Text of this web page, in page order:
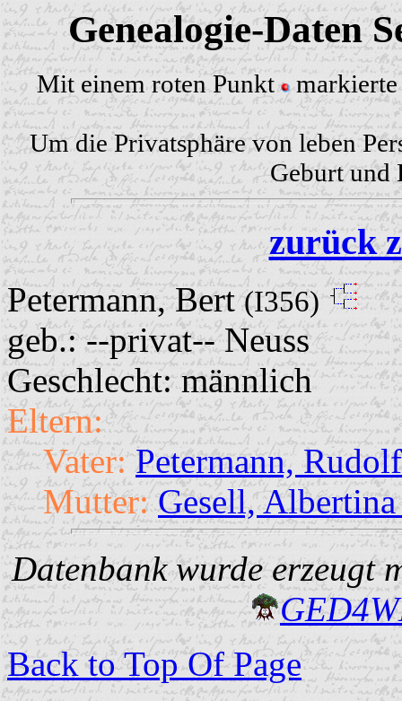
Genealogie-Daten
Mit einem roten Punkt markierte
Um die Privatsphäre von leben
Geburt und
zurück
Petermann, Bert(I356)
geb.: --privat-- Neuss
Geschlecht: männlich
Eltern:
Vater: Petermann,
Mutter: Gesell,
Datenbank wurde erzeugt
Back to Top Of Page